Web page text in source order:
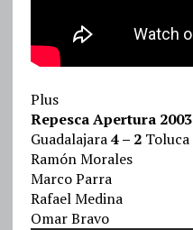
Plus
Repesca Apertura 2003
Guadalajara4 – 2Toluca
Ramón Morales
Marco Parra
Rafael Medina
Omar Bravo